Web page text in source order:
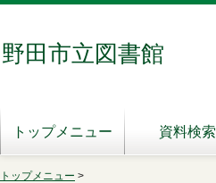
野田市立図書館
トップメニュー 資料検索
トップメニュー >